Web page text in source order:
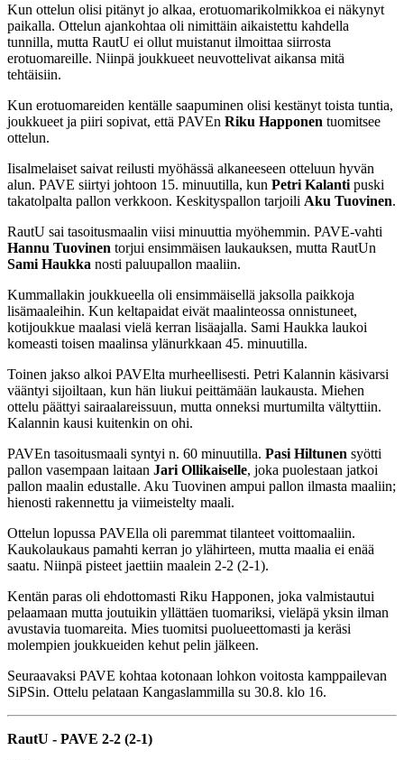
Kun ottelun olisi pitänyt jo alkaa, erotuomarikolmikkoa ei näkynyt
paikalla. Ottelun ajankohtaa oli nimittäin aikaistettu kahdella
tunnilla, mutta RautU ei ollut muistanut ilmoittaa siirrosta
erotuomareille. Niinpä joukkueet neuvottelivat aikansa mitä
tehtäisiin.
Kun erotuomareiden kentälle saapuminen olisi kestänyt toista tuntia,
joukkueet ja piiri sopivat, että PAVEn Riku Happonen tuomitsee
ottelun.
Iisalmelaiset saivat reilusti myöhässä alkaneeseen otteluun hyvän
alun. PAVE siirtyi johtoon 15. minuutilla, kun Petri Kalanti puski
takatolpalta pallon verkkoon. Keskityspallon tarjoili Aku Tuovinen.
RautU sai tasoitusmaalin viisi minuuttia myöhemmin. PAVE-vahti
Hannu Tuovinen torjui ensimmäisen laukauksen, mutta RautUn
Sami Haukka nosti paluupallon maaliin.
Kummallakin joukkueella oli ensimmäisellä jaksolla paikkoja
lisämaaleihin. Kun keltapaidat eivät maalinteossa onnistuneet,
kotijoukkue maalasi vielä kerran lisäajalla. Sami Haukka laukoi
komeasti toisen maalinsa ylänurkkaan 45. minuutilla.
Toinen jakso alkoi PAVElta murheellisesti. Petri Kalannin käsivarsi
vääntyi sijoiltaan, kun hän liukui peittämään laukausta. Miehen
ottelu päättyi sairaalareissuun, mutta onneksi murtumilta vältyttiin.
Kalannin kausi kuitenkin on ohi.
PAVEn tasoitusmaali syntyi n. 60 minuutilla. Pasi Hiltunen syötti
pallon vasempaan laitaan Jari Ollikaiselle, joka puolestaan jatkoi
pallon maalin edustalle. Aku Tuovinen ampui pallon ilmasta maaliin;
hienosti rakennettu ja viimeistelty maali.
Ottelun lopussa PAVElla oli paremmat tilanteet voittomaaliin.
Kaukolaukaus pamahti kerran jo ylähirteen, mutta maalia ei enää
saatu. Niinpä pisteet jaettiin maalein 2-2 (2-1).
Kentän paras oli ehdottomasti Riku Happonen, joka valmistautui
pelaamaan mutta joutuikin yllättäen tuomariksi, vieläpä yksin ilman
avustavia tuomareita. Mies tuomitsi puolueettomasti ja keräsi
molempien joukkueiden kehut pelin jälkeen.
Seuraavaksi PAVE kohtaa kotonaan lohkon voitosta kamppailevan
SiPSin. Ottelu pelataan Kangaslammilla su 30.8. klo 16.
RautU - PAVE 2-2 (2-1)